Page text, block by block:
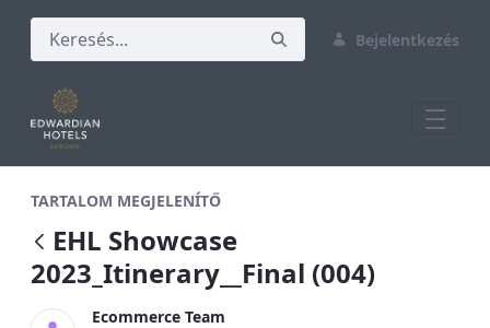
Bejelentkezés
TARTALOM MEGJELENÍTŐ
EHL Showcase
2023_Itinerary__Final (004)
Ecommerce Team